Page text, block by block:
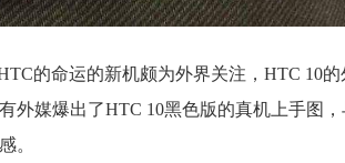
的命运的新机颇为外界关注，HTC 10
外媒爆出了HTC 10黑色版的真机上手图
。